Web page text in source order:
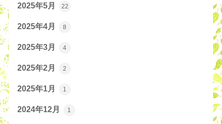
2025年5月 22
2025年4月 8
2025年3月 4
2025年2月 2
2025年1月 1
2024年12月 1